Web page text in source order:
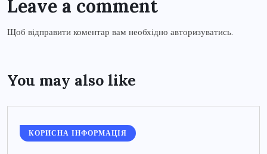
Leave a comment
Щоб відправити коментар вам необхідно авторизуватись.
You may also like
КОРИСНА ІНФОРМАЦІЯ